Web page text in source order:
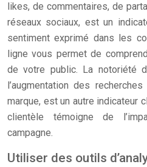
likes, de commentaires, de
réseaux sociaux, est un
sentiment exprimé dans les
ligne vous permet de
de votre public. La notoriété
l’augmentation des
marque, est un autre indicateur
clientèle témoigne de
campagne.
Utiliser des outils